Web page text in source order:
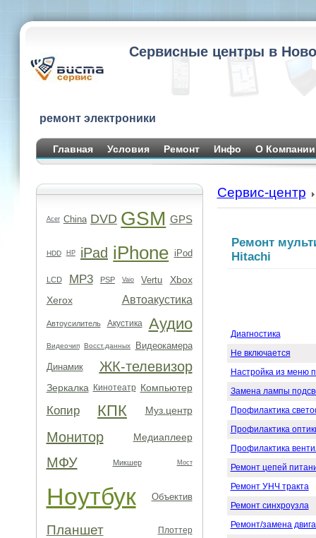
Сервисные центры в
ремонт электроники
Главная Условия Ремонт Инфо О Компании
Acer China DVD GSM GPS
HDD HP iPad iPhone iPod
LCD MP3 PSP Vaio Vertu
Xbox
Xerox
Автоакустика
Автоусилитель Акустика Аудио
Видеочип Восст.данных
Видеокамера
Динамик
ЖК-телевизор
Зеркалка Кинотеатр Компьютер
Копир КПК Муз.центр
Монитор Медиаплеер
МФУ Микшер Мост
Ноутбук Объектив
Планшет Плоттер
Сервис-центр
Ремонт
Hitachi
Диагностика
Не включается
Настройка из меню
Замена лампы
Профилактика
Профилактика
Профилактика
Ремонт цепей
Ремонт УНЧ тракта
Ремонт синхроузла
Ремонт/замена